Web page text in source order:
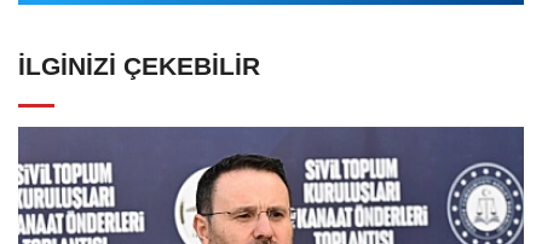
İLGINIZI ÇEKEBILIR